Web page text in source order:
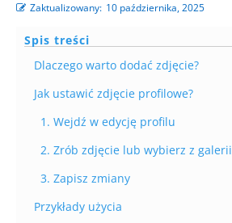
Zaktualizowany: 10 października, 2025
Spis treści
Dlaczego warto dodać zdjęcie?
Jak ustawić zdjęcie profilowe?
1. Wejdź w edycję profilu
2. Zrób zdjęcie lub wybierz z galerii
3. Zapisz zmiany
Przykłady użycia